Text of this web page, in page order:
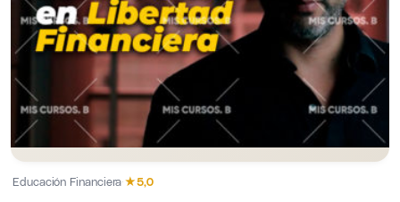
Educación Financiera·★5,0